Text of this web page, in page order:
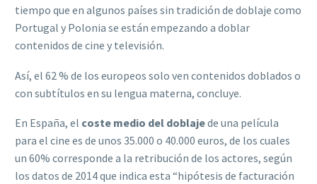
tiempo que en algunos países sin tradición de doblaje como
Portugal y Polonia se están empezando a doblar
contenidos de cine y televisión.
Así, el 62 % de los europeos solo ven contenidos doblados o
con subtítulos en su lengua materna, concluye.
En España, el coste medio del doblajede una película
para el cine es de unos 35.000 o 40.000 euros, de los cuales
un 60% corresponde a la retribución de los actores, según
los datos de 2014 que indica esta “hipótesis de facturación